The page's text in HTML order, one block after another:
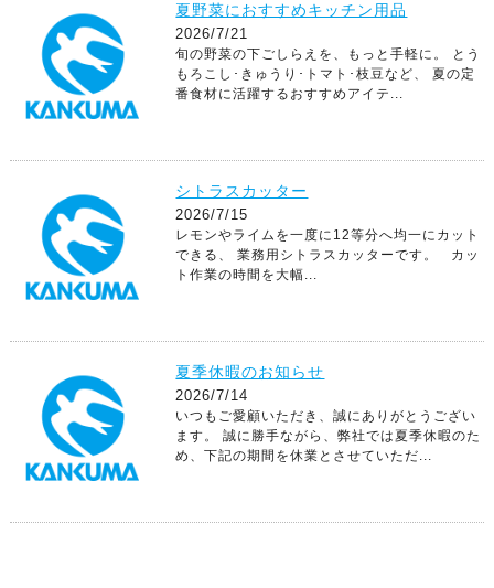
夏野菜におすすめキッチン用品
2026/7/21
旬の野菜の下ごしらえを、もっと手軽に。 とう
もろこし･きゅうり･トマト･枝豆など、 夏の定
番食材に活躍するおすすめアイテ...
シトラスカッター
2026/7/15
レモンやライムを一度に12等分へ均一にカット
できる、 業務用シトラスカッターです。 カッ
ト作業の時間を大幅...
夏季休暇のお知らせ
2026/7/14
いつもご愛顧いただき、誠にありがとうござい
ます。 誠に勝手ながら、弊社では夏季休暇のた
め、下記の期間を休業とさせていただ...